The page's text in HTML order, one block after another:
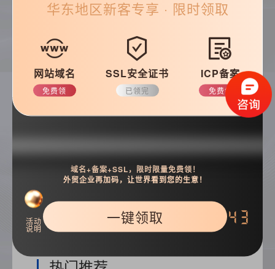
常见问题
优化知识
建站技巧
公司动态
搜索
华东地区新客专享 · 限时领取
网站域名
免费领
SSL安全证书
已领完
ICP备案
免费领
活动
说明
域名+备案+SSL，限时限量免费领！
外贸企业再加码，让世界看到您的生意！
一键领取 42